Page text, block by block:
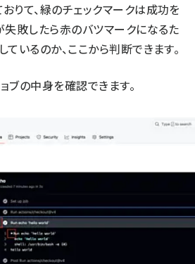
りて、緑のチェックマークは成功を
失敗したら赤のバツマークになるた
ているのか、ここから判断できます。
ブの中身を確認できます。